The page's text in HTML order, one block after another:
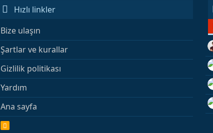
Hızlı linkler
Bize ulaşın
Şartlar ve kurallar
Gizlilik politikası
Yardım
Ana sayfa
R